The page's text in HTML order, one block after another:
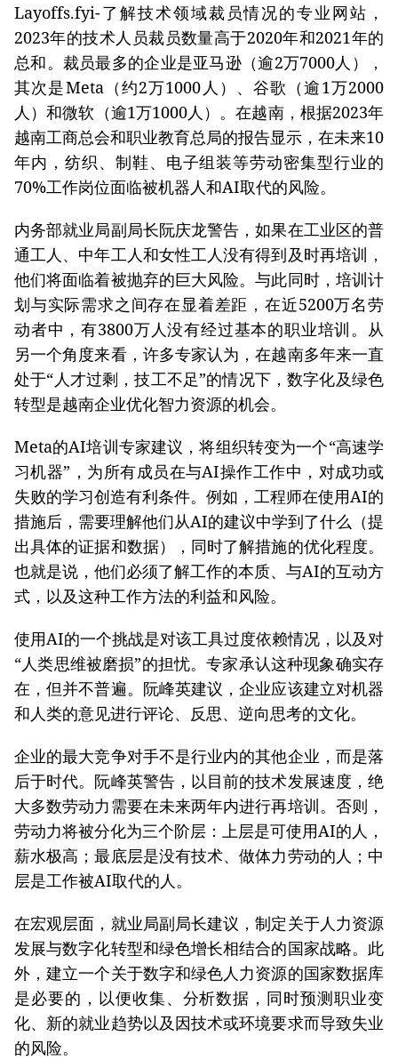
Layoffs.fyi-了解技术领域裁员情况的专业网站，
2023年的技术人员裁员数量高于2020年和2021年的
总和。裁员最多的企业是亚马逊（逾2万7000人），
其次是Meta（约2万1000人）、谷歌（逾1万2000
人）和微软（逾1万1000人）。在越南，根据2023年
越南工商总会和职业教育总局的报告显示，在未来10
年内，纺织、制鞋、电子组装等劳动密集型行业的
70%工作岗位面临被机器人和AI取代的风险。
内务部就业局副局长阮庆龙警告，如果在工业区的普
通工人、中年工人和女性工人没有得到及时再培训，
他们将面临着被抛弃的巨大风险。与此同时，培训计
划与实际需求之间存在显着差距，在近5200万名劳
动者中，有3800万人没有经过基本的职业培训。从
另一个角度来看，许多专家认为，在越南多年来一直
处于“人才过剩，技工不足”的情况下，数字化及绿色
转型是越南企业优化智力资源的机会。
Meta的AI培训专家建议，将组织转变为一个“高速学
习机器”，为所有成员在与AI操作工作中，对成功或
失败的学习创造有利条件。例如，工程师在使用AI的
措施后，需要理解他们从AI的建议中学到了什么（提
出具体的证据和数据），同时了解措施的优化程度。
也就是说，他们必须了解工作的本质、与AI的互动方
式，以及这种工作方法的利益和风险。
使用AI的一个挑战是对该工具过度依赖情况，以及对
“人类思维被磨损”的担忧。专家承认这种现象确实存
在，但并不普遍。阮峰英建议，企业应该建立对机器
和人类的意见进行评论、反思、逆向思考的文化。
企业的最大竞争对手不是行业内的其他企业，而是落
后于时代。阮峰英警告，以目前的技术发展速度，绝
大多数劳动力需要在未来两年内进行再培训。否则，
劳动力将被分化为三个阶层：上层是可使用AI的人，
薪水极高；最底层是没有技术、做体力劳动的人；中
层是工作被AI取代的人。
在宏观层面，就业局副局长建议，制定关于人力资源
发展与数字化转型和绿色增长相结合的国家战略。此
外，建立一个关于数字和绿色人力资源的国家数据库
是必要的，以便收集、分析数据，同时预测职业变
化、新的就业趋势以及因技术或环境要求而导致失业
的风险。